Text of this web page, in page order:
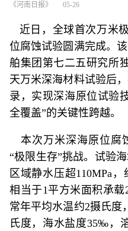
《河南日报》 05-26
近日，全球首次万米
位腐蚀试验圆满完成。
舶集团第七二五研究所
天万米深海材料试验后
录，实现深海原位试验
全覆盖”的关键性跨越。
本次万米深海原位腐
“极限生存”挑战。试验
区域静水压超110MPa，
相当于1平方米面积承
常年平均水温约2摄氏度
氏度，海水盐度35‰，